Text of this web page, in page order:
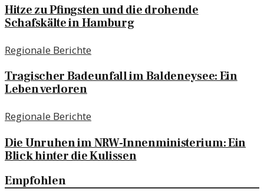
Hitze zu Pfingsten und die drohende
Schafskälte in Hamburg
Regionale Berichte
Tragischer Badeunfall im Baldeneysee: Ein
Leben verloren
Regionale Berichte
Die Unruhen im NRW-Innenministerium: Ein
Blick hinter die Kulissen
Empfohlen